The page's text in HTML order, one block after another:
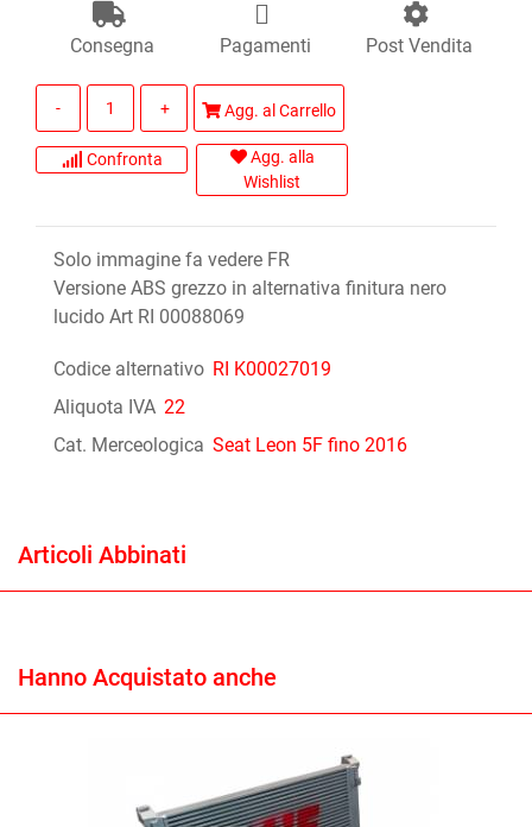
Consegna Pagamenti Post Vendita
Agg. al Carrello
Confronta
Agg. alla
Wishlist
Solo immagine fa vedere FR
Versione ABS grezzo in alternativa finitura nero
lucido Art RI 00088069
Codice alternativo RI K00027019
Aliquota IVA 22
Cat. Merceologica Seat Leon 5F fino 2016
Articoli Abbinati
Hanno Acquistato anche